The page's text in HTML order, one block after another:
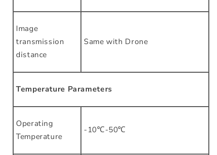
Image
transmission
distance
Same with Drone
Temperature Parameters
Operating
Temperature
-10℃-50℃